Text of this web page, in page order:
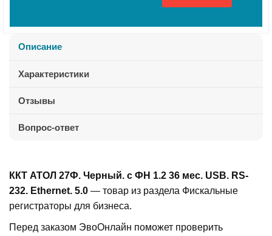
Описание
Характеристики
Отзывы
Вопрос-ответ
ККТ АТОЛ 27Ф. Черный. с ФН 1.2 36 мес. USB. RS-
232. Ethernet. 5.0 — товар из раздела Фискальные
регистраторы для бизнеса.
Перед заказом ЭвоОнлайн поможет проверить